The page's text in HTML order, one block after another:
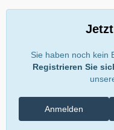
Sie haben noch kein
Registrieren Sie
Anmelden